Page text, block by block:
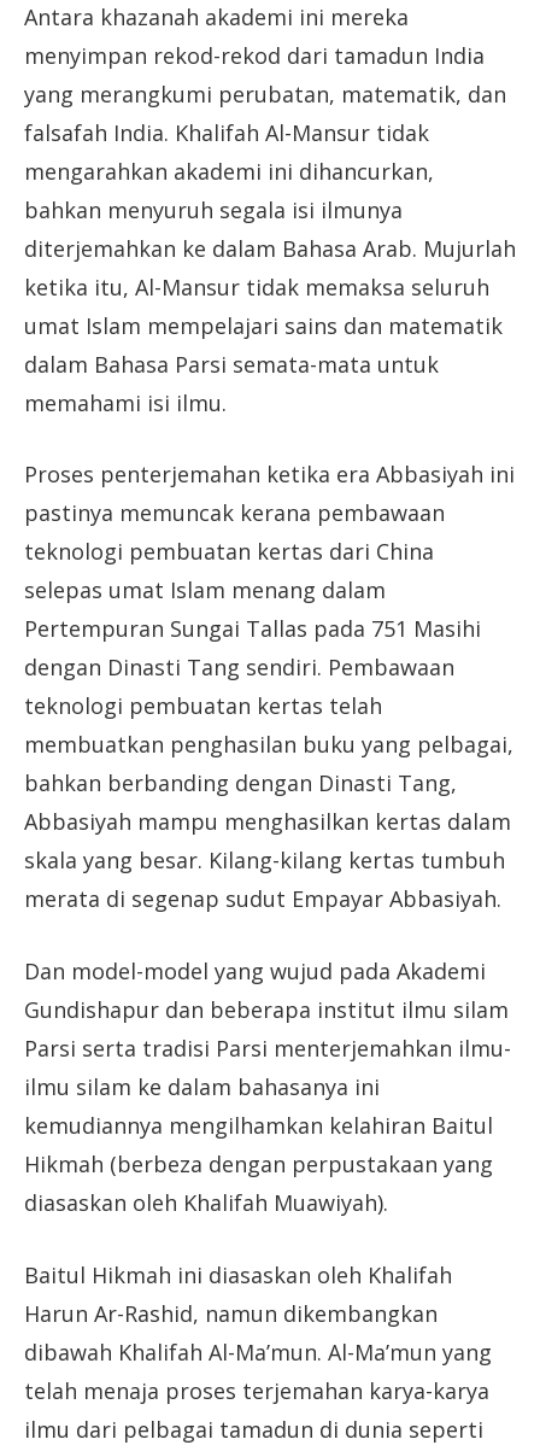
Antara khazanah akademi ini mereka
menyimpan rekod-rekod dari tamadun India
yang merangkumi perubatan, matematik, dan
falsafah India. Khalifah Al-Mansur tidak
mengarahkan akademi ini dihancurkan,
bahkan menyuruh segala isi ilmunya
diterjemahkan ke dalam Bahasa Arab. Mujurlah
ketika itu, Al-Mansur tidak memaksa seluruh
umat Islam mempelajari sains dan matematik
dalam Bahasa Parsi semata-mata untuk
memahami isi ilmu.
Proses penterjemahan ketika era Abbasiyah ini
pastinya memuncak kerana pembawaan
teknologi pembuatan kertas dari China
selepas umat Islam menang dalam
Pertempuran Sungai Tallas pada 751 Masihi
dengan Dinasti Tang sendiri. Pembawaan
teknologi pembuatan kertas telah
membuatkan penghasilan buku yang pelbagai,
bahkan berbanding dengan Dinasti Tang,
Abbasiyah mampu menghasilkan kertas dalam
skala yang besar. Kilang-kilang kertas tumbuh
merata di segenap sudut Empayar Abbasiyah.
Dan model-model yang wujud pada Akademi
Gundishapur dan beberapa institut ilmu silam
Parsi serta tradisi Parsi menterjemahkan ilmu-
ilmu silam ke dalam bahasanya ini
kemudiannya mengilhamkan kelahiran Baitul
Hikmah (berbeza dengan perpustakaan yang
diasaskan oleh Khalifah Muawiyah).
Baitul Hikmah ini diasaskan oleh Khalifah
Harun Ar-Rashid, namun dikembangkan
dibawah Khalifah Al-Ma’mun. Al-Ma’mun yang
telah menaja proses terjemahan karya-karya
ilmu dari pelbagai tamadun di dunia seperti